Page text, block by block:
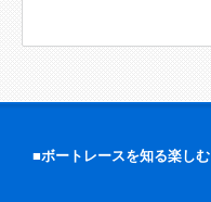
■ボートレースを知る楽しむ